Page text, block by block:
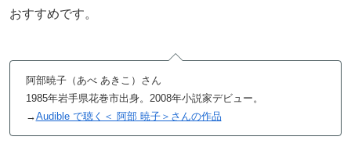
おすすめです。
阿部暁子（あべ あきこ）さん
1985年岩手県花巻市出身。2008年小説家デビュー。
→Audible で聴く＜ 阿部 暁子＞さんの作品